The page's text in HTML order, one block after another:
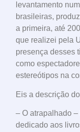
levantamento
brasileiras,
a primeira, até
que realizei pela
presença desses
como
estereótipos na
Eis a descrição
– O atrapalhado
dedicado aos